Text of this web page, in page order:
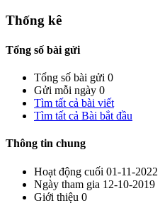
Thống kê
Tổng số bài gửi
Tổng số bài gửi 0
Gửi mỗi ngày 0
Tìm tất cả bài viết
Tìm tất cả Bài bắt đầu
Thông tin chung
Hoạt động cuối 01-11-2022
Ngày tham gia 12-10-2019
Giới thiệu 0